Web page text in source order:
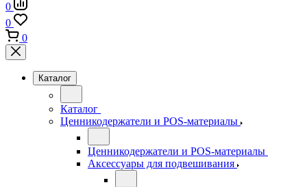
0
0
0
Каталог
Каталог
Ценникодержатели и POS-материалы
Ценникодержатели и POS-материалы
Аксессуары для подвешивания